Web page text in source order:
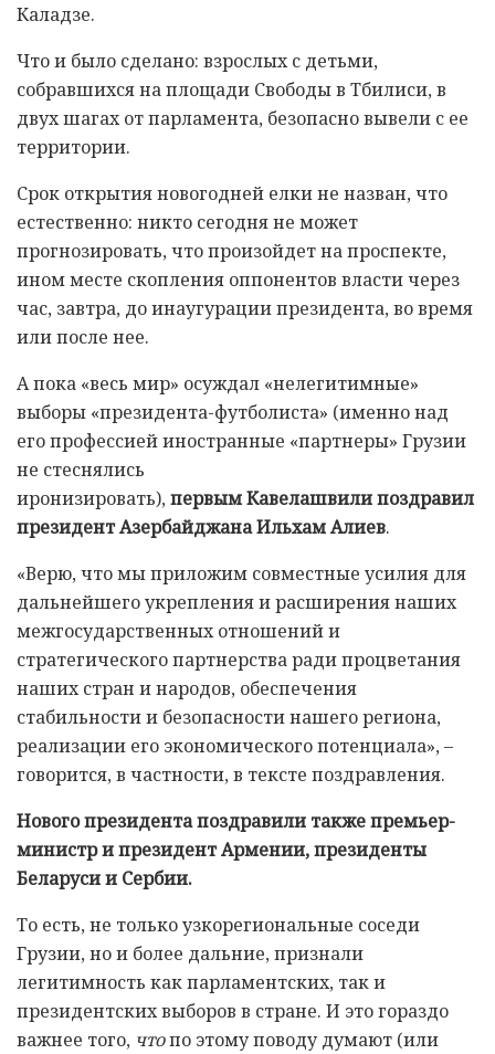
Каладзе.
Что и было сделано: взрослых с детьми,
собравшихся на площади Свободы в Тбилиси, в
двух шагах от парламента, безопасно вывели с ее
территории.
Срок открытия новогодней елки не назван, что
естественно: никто сегодня не может
прогнозировать, что произойдет на проспекте,
ином месте скопления оппонентов власти через
час, завтра, до инаугурации президента, во время
или после нее.
А пока «весь мир» осуждал «нелегитимные»
выборы «президента-футболиста» (именно над
его профессией иностранные «партнеры» Грузии
не стеснялись
иронизировать),первымКавелашвили поздравил
президент Азербайджана Ильхам Алиев.
«Верю, что мы приложим совместные усилия для
дальнейшего укрепления и расширения наших
межгосударственных отношений и
стратегического партнерства ради процветания
наших стран и народов, обеспечения
стабильности и безопасности нашего региона,
реализации его экономического потенциала», –
говорится, в частности, в тексте поздравления.
Нового президента поздравили также премьер-
министр и президент Армении, президенты
Беларуси и Сербии.
То есть, не только узкорегиональные соседи
Грузии, но и более дальние, признали
легитимность как парламентских, так и
президентских выборов в стране. И это гораздо
важнее того, чтопо этому поводу думают (или